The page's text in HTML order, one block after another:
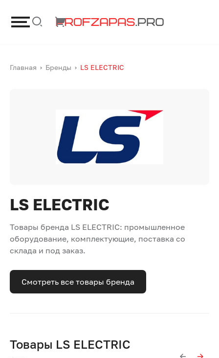
Главная Бренды LS ELECTRIC
LS ELECTRIC
Товары бренда LS ELECTRIC: промышленное
оборудование, комплектующие, поставка со
склада и под заказ.
Смотреть все товары бренда
Товары LS ELECTRIC